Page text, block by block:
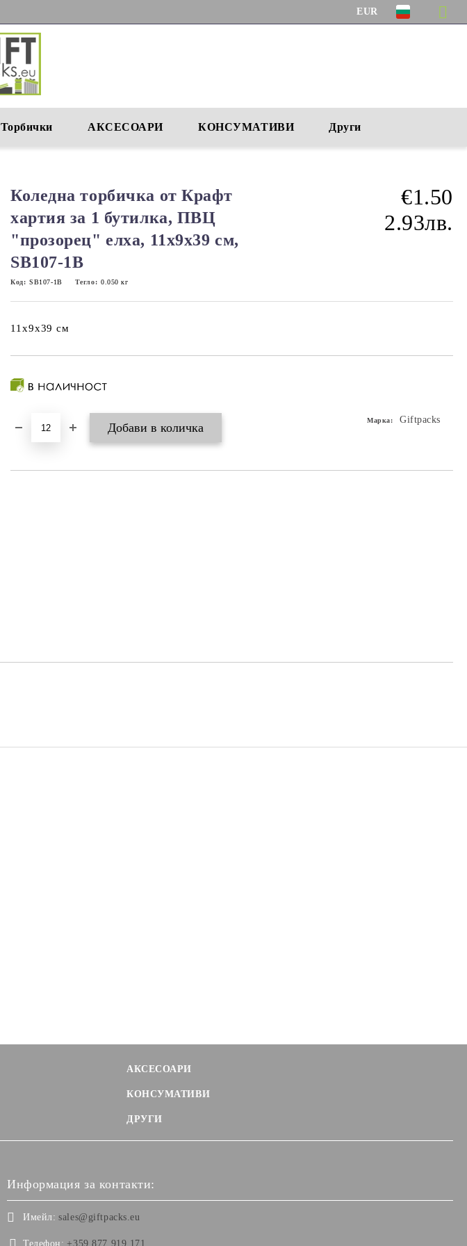
EUR
Торбички АКСЕСОАРИ КОНСУМАТИВИ Други
Коледна торбичка от Крафт
хартия за 1 бутилка, ПВЦ
"прозорец" елха, 11x9x39 см,
SB107-1B
€1.50
2.93лв.
Код: SB107-1B Тегло: 0.050 кг
11x9x39 см
Марка: Giftpacks
АКСЕСОАРИ
КОНСУМАТИВИ
ДРУГИ
Информация за контакти:
Имейл: sales@giftpacks.eu
Телефон: +359 877 919 171